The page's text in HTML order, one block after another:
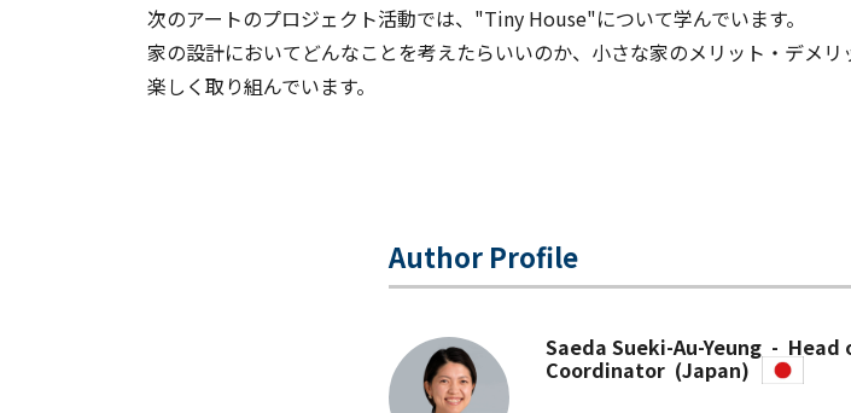
次のアートのプロジェクト活動では、"Tiny House"について学んでいます。
家の設計においてどんなことを考えたらいいのか、小さな家のメリット・デメ
楽しく取り組んでいます。
Author Profile
Saeda Sueki-Au-Yeung -
Coordinator (Japan)